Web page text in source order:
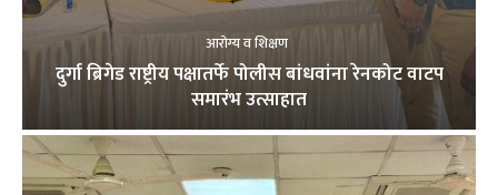
आरोग्य व शिक्षण
दुर्गा ब्रिगेड राष्ट्रीय पक्षातर्फे पोलीस बांधवांना रेनकोट वाटप
समारंभ उत्साहात